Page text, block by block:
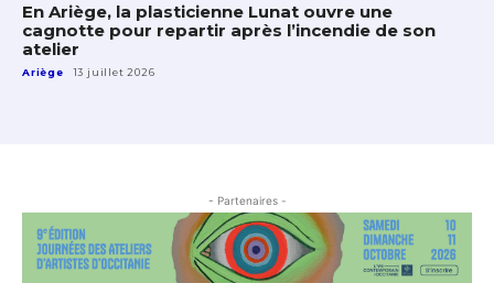
En Ariège, la plasticienne Lunat ouvre une
cagnotte pour repartir après l’incendie de son
atelier
Ariège 13 juillet 2026
- Partenaires -